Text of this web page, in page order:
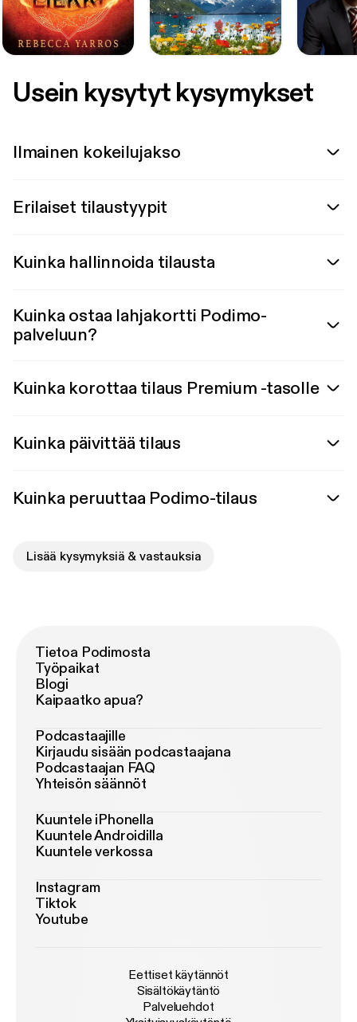
Usein kysytyt kysymykset
Ilmainen kokeilujakso
Erilaiset tilaustyypit
Kuinka hallinnoida tilausta
Kuinka ostaa lahjakortti Podimo-
palveluun?
Kuinka korottaa tilaus Premium -tasolle
Kuinka päivittää tilaus
Kuinka peruuttaa Podimo-tilaus
Lisää kysymyksiä & vastauksia
Tietoa Podimosta
Työpaikat
Blogi
Kaipaatko apua?
Podcastaajille
Kirjaudu sisään podcastaajana
Podcastaajan FAQ
Yhteisön säännöt
Kuuntele iPhonella
Kuuntele Androidilla
Kuuntele verkossa
Instagram
Tiktok
Youtube
Eettiset käytännöt
Sisältökäytäntö
Palveluehdot